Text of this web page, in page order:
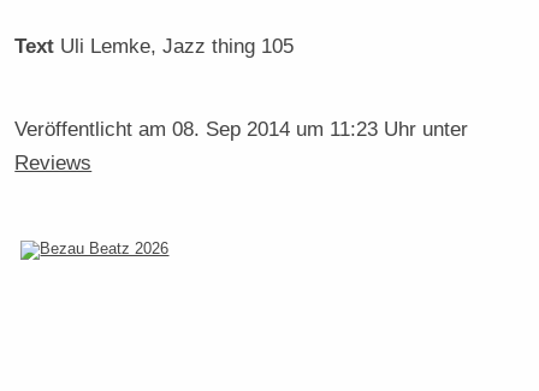
Text Uli Lemke, Jazz thing 105
Veröffentlicht am08. Sep 2014 um 11:23 Uhr unter
Reviews